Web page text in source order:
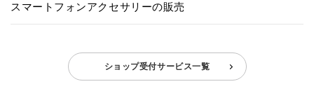
スマートフォンアクセサリーの販売
ショップ受付サービス一覧